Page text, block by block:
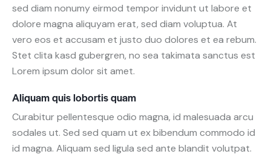
sed diam nonumy eirmod tempor invidunt ut labore et
dolore magna aliquyam erat, sed diam voluptua. At
vero eos et accusam et justo duo dolores et ea rebum.
Stet clita kasd gubergren, no sea takimata sanctus est
Lorem ipsum dolor sit amet.
Aliquam quis lobortis quam
Curabitur pellentesque odio magna, id malesuada arcu
sodales ut. Sed sed quam ut ex bibendum commodo id
id magna. Aliquam sed ligula sed ante blandit volutpat.